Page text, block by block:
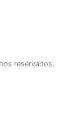
reservados.